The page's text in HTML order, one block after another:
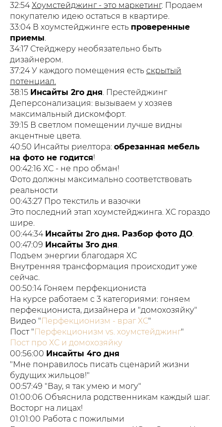
32:54Хоумстейджинг - это маркетинг. Продаем
покупателю идею остаться в квартире.
33:04 В хоумстейджинге есть проверенные
приемы.
34:17 Стейджеру необязательно быть
дизайнером.
37:24 У каждого помещения есть скрытый
потенциал.
38:15 Инсайты 2го дня. Престейджинг
Деперсонализация: вызываем у хозяев
максимальный дискомфорт.
39:15 В светлом помещении лучше видны
акцентные цвета.
40:50 Инсайты риелтора: обрезанная мебель
на фото не годится!
00:42:16 ХС - не про обман!
Фото должны максимально соответствовать
реальности
00:43:27 Про текстиль и вазочки
Это последний этап хоумстейджинга. ХС гораздо
шире.
00:44:34 Инсайты 2го дня. Разбор фото ДО.
00:47:09 Инсайты 3го дня.
Подъем энергии благодаря ХС
Внутренняя трансформация происходит уже
сейчас.
00:50:14 Гоняем перфекциониста
На курсе работаем с 3 категориями: гоняем
перфекциониста, дизайнера и "домохозяйку"
Видео "Перфекционизм - враг ХС"
Пост "Перфекционизм vs. хоумстейджинг"
Пост про ХС и домохозяйку
00:56:00 Инсайты 4го дня
"Мне понравилось писать сценарий жизни
будущих жильцов!"
00:57:49 "Вау, я так умею и могу"
01:00:06 Объяснила родственникам каждый шаг.
Восторг на лицах!
01:01:00 Работа с пожилыми